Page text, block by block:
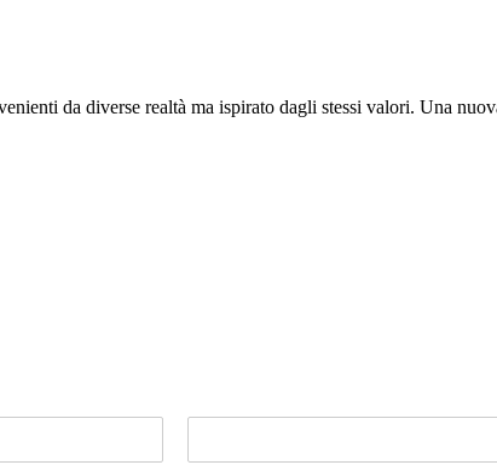
da diverse realtà ma ispirato dagli stessi valori. Una